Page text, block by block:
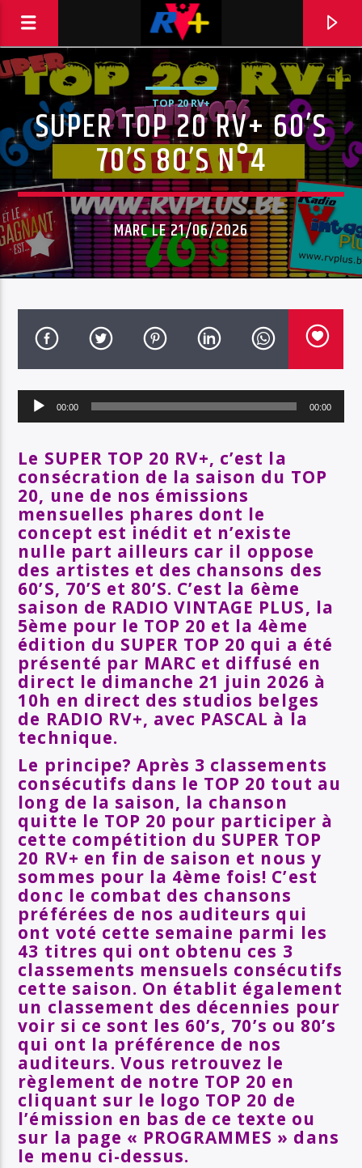
RADIO VINTAGE PLUS
POUR ET AVEC VOUS
TITRE
ARTISTE
SOYEZ COOL ET RESTEZ EN FORME AVEC RV+
Radio Vintage Plus
TOP 20 RV+
SUPER TOP 20 RV+ 60’S
70’S 80’S N°4
MARC LE 21/06/2026
Lecteur
audio
00:00 00:00
Le SUPER TOP 20 RV+, c’est la
consécration de la saison du TOP
20, une de nos émissions
mensuelles phares dont le
concept est inédit et n’existe
nulle part ailleurs car il oppose
des artistes et des chansons des
60’S, 70’S et 80’S. C’est la 6ème
saison de RADIO VINTAGE PLUS, la
5ème pour le TOP 20 et la 4ème
édition du SUPER TOP 20 qui a été
présenté par MARC et diffusé en
direct le dimanche 21 juin 2026 à
10h en direct des studios belges
de RADIO RV+, avec PASCAL à la
technique.
Le principe? Après 3 classements
consécutifs dans le TOP 20 tout au
long de la saison, la chanson
quitte le TOP 20 pour participer à
cette compétition du SUPER TOP
20 RV+ en fin de saison et nous y
sommes pour la 4ème fois! C’est
donc le combat des chansons
préférées de nos auditeurs qui
ont voté cette semaine parmi les
43 titres qui ont obtenu ces 3
classements mensuels consécutifs
cette saison. On établit également
un classement des décennies pour
voir si ce sont les 60’s, 70’s ou 80’s
qui ont la préférence de nos
auditeurs. Vous retrouvez le
règlement de notre TOP 20 en
cliquant sur le logo TOP 20 de
l’émission en bas de ce texte ou
sur la page « PROGRAMMES » dans
le menu ci-dessus.